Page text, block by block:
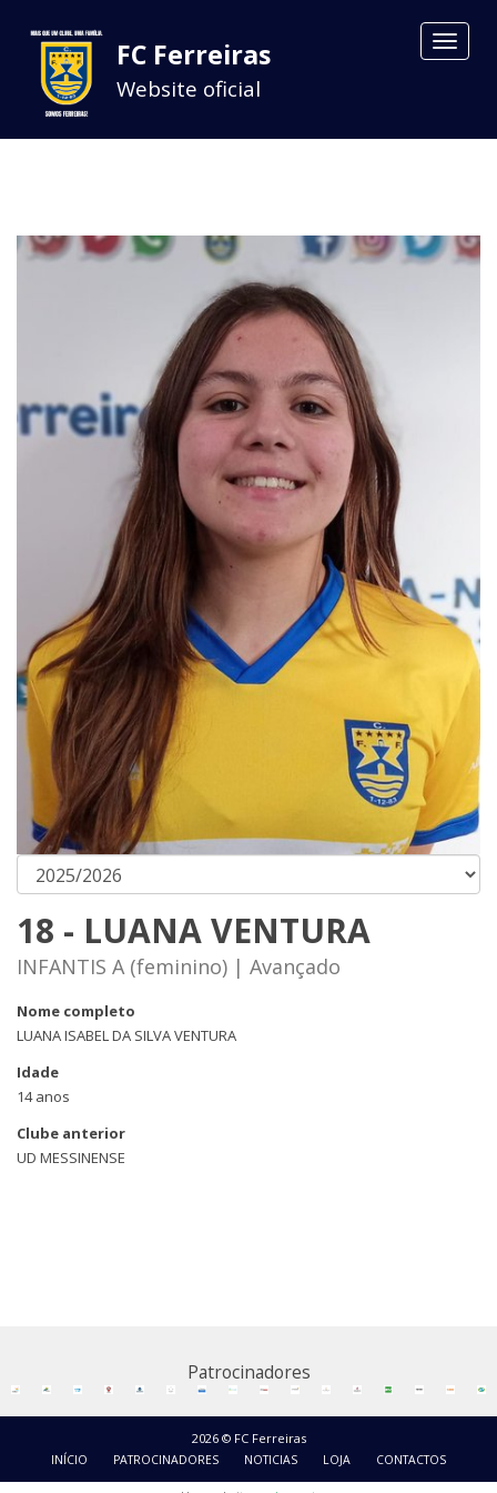
Toggle
FC Ferreiras
Website oficial
18 - LUANA VENTURA
INFANTIS A (feminino) | Avançado
Nome completo
LUANA ISABEL DA SILVA VENTURA
Idade
14 anos
Clube anterior
UD MESSINENSE
Patrocinadores
2026 © FC Ferreiras
INÍCIO PATROCINADORES NOTICIAS LOJA CONTACTOS